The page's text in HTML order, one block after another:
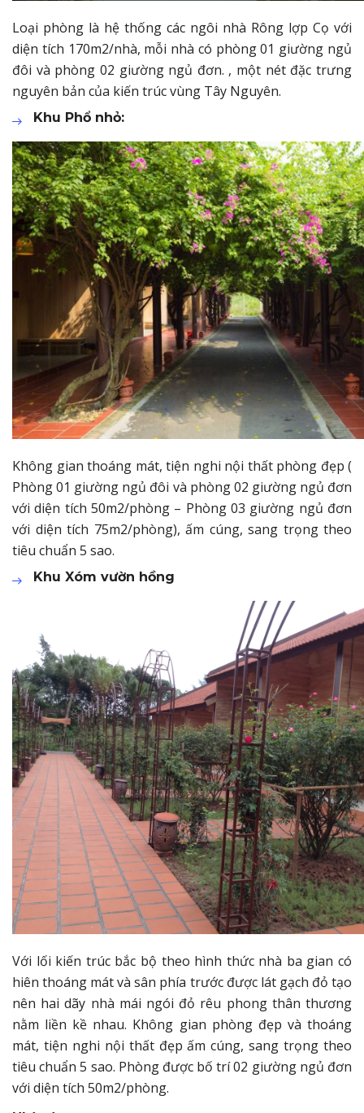
Loại phòng là hệ thống các ngôi nhà Rông lợp Cọ với
diện tích 170m2/nhà, mỗi nhà có phòng 01 giường ngủ
đôi và phòng 02 giường ngủ đơn. , một nét đặc trưng
nguyên bản của kiến trúc vùng Tây Nguyên.
Khu Phổ nhỏ:
Không gian thoáng mát, tiện nghi nội thất phòng đẹp (
Phòng 01 giường ngủ đôi và phòng 02 giường ngủ đơn
với diện tích 50m2/phòng – Phòng 03 giường ngủ đơn
với diện tích 75m2/phòng), ấm cúng, sang trọng theo
tiêu chuẩn 5 sao.
Khu Xóm vườn hồng
Với lối kiến trúc bắc bộ theo hình thức nhà ba gian có
hiên thoáng mát và sân phía trước được lát gạch đỏ tạo
nên hai dãy nhà mái ngói đỏ rêu phong thân thương
nằm liền kề nhau. Không gian phòng đẹp và thoáng
mát, tiện nghi nội thất đẹp ấm cúng, sang trọng theo
tiêu chuẩn 5 sao. Phòng được bố trí 02 giường ngủ đơn
với diện tích 50m2/phòng.